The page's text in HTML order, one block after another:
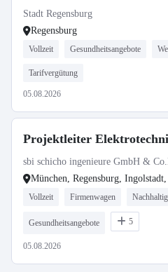
Stiftungen
Stadt Regensburg
Regensburg
Vollzeit Gesundheitsangebote
Tarifvergütung
05.08.2026
Projektleiter
sbi schicho ingenieure GmbH &
München, Regensburg,
Vollzeit Firmenwagen
Gesundheitsangebote 5
05.08.2026